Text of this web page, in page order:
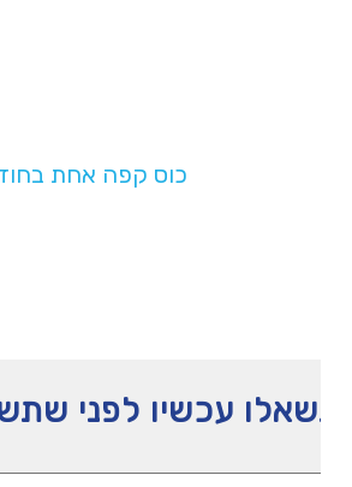
כוס קפה אחת בחודש
עכשיו לפני